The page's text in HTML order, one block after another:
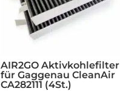
AIR2GO Aktivkohlefilter
für Gaggenau CleanAir
CA282111 (4St.)